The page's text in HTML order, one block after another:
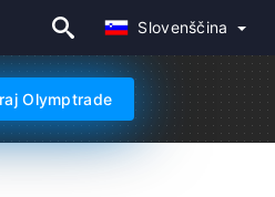
Slovenščina
Olymptrade